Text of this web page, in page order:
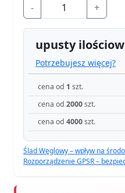
- +
upusty
Potrzebujesz więcej?
cena od 1 szt.
cena od 2000szt.
cena od 4000szt.
Ślad Węglowy – wpływ na
Rozporządzenie GPSR –